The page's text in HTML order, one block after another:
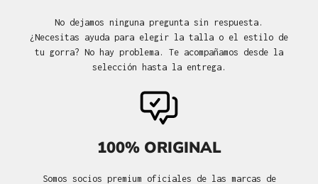
No dejamos ninguna pregunta sin respuesta.
¿Necesitas ayuda para elegir la talla o el estilo de
tu gorra? No hay problema. Te acompañamos desde la
selección hasta la entrega.
100% ORIGINAL
Somos socios premium oficiales de las marcas de